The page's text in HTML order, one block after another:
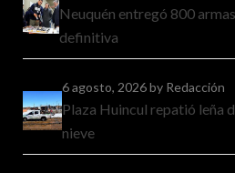
Neuquén entregó 800
definitiva
6 agosto, 2026by Redacción
Plaza Huincul repatió leña
nieve